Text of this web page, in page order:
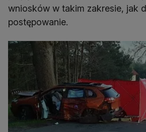
wniosków w takim zakresie, jak
postępowanie.